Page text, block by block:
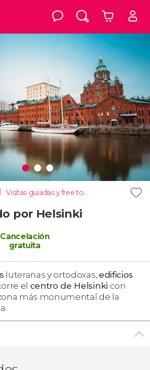
Visitas guiadas y free tours
por Helsinki
Cancelación
gratuita
luteranas y ortodoxas, edificios
el centro de Helsinki con
más monumental de la